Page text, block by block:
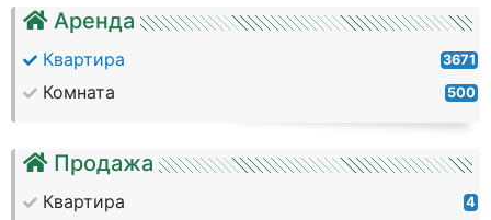
Аренда
Квартира 3671
Комната 500
Продажа
Квартира 4